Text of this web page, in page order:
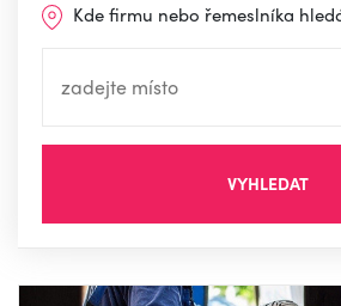
Kde firmu nebo řemeslníka
VYHLEDAT